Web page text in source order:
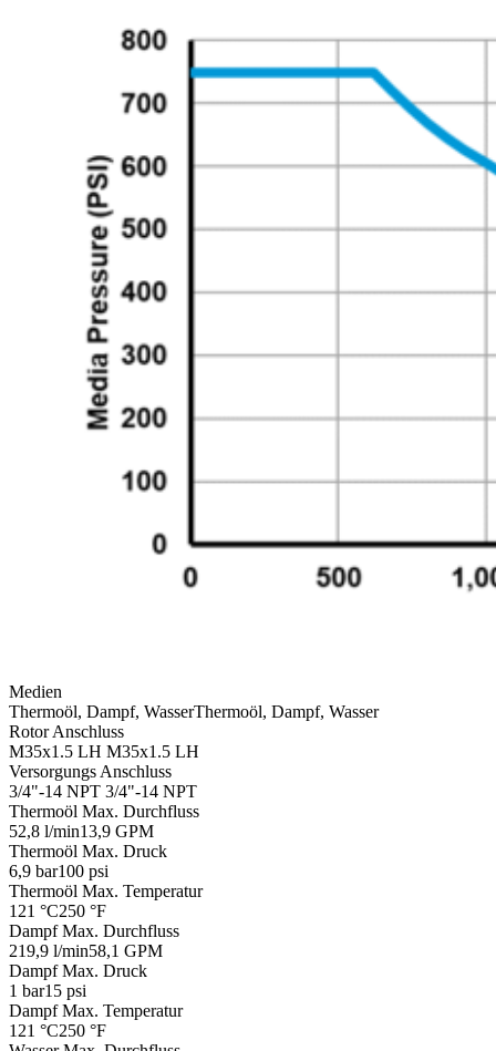
Medien
Thermoöl, Dampf, WasserThermoöl, Dampf, Wasser
Rotor Anschluss
M35x1.5 LH M35x1.5 LH
Versorgungs Anschluss
3/4"-14 NPT 3/4"-14 NPT
Thermoöl Max. Durchfluss
52,8 l/min13,9 GPM
Thermoöl Max. Druck
6,9 bar100 psi
Thermoöl Max. Temperatur
121 °C250 °F
Dampf Max. Durchfluss
219,9 l/min58,1 GPM
Dampf Max. Druck
1 bar15 psi
Dampf Max. Temperatur
121 °C250 °F